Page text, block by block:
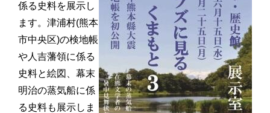
係る史料を展示し
ます。津浦村(熊本
市中央区)の検地帳
や人吉藩領に係る
史料と絵図、幕末
明治の蒸気船に係
る史料も展示しま